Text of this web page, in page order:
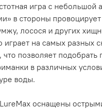
игра с небольшой
в стороны
лосося и других
играет на самых разных
что позволяет подобрать
в различных
воды.
оснащены